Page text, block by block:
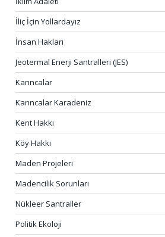
İliç İçin Yollardayız
İnsan Hakları
Jeotermal Enerji Santralleri (JES)
Karıncalar
Karıncalar Karadeniz
Kent Hakkı
Köy Hakkı
Maden Projeleri
Madencilik Sorunları
Nükleer Santraller
Politik Ekoloji